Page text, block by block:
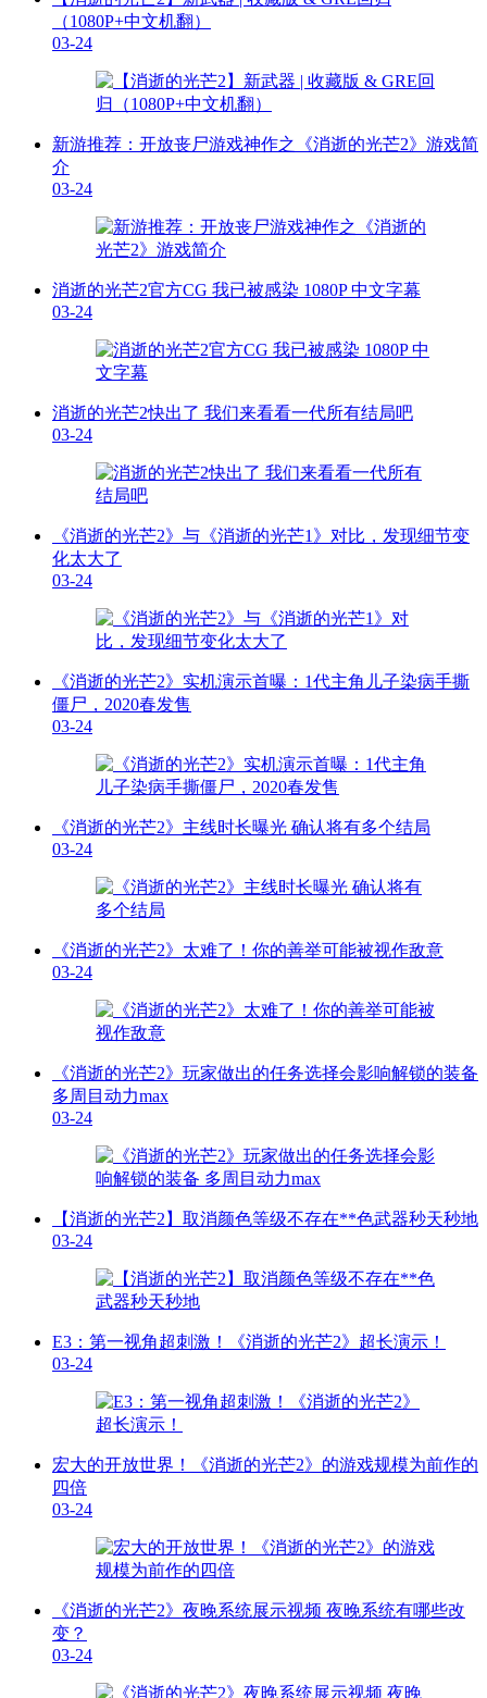
（1080P+中文机翻）
03-24
新游推荐：开放丧尸游戏神作之《消逝的光芒2》游戏简
介
03-24
消逝的光芒2官方CG 我已被感染 1080P 中文字幕
03-24
消逝的光芒2快出了 我们来看看一代所有结局吧
03-24
《消逝的光芒2》与《消逝的光芒1》对比，发现细节变
化太大了
03-24
《消逝的光芒2》实机演示首曝：1代主角儿子染病手撕
僵尸，2020春发售
03-24
《消逝的光芒2》主线时长曝光 确认将有多个结局
03-24
《消逝的光芒2》太难了！你的善举可能被视作敌意
03-24
《消逝的光芒2》玩家做出的任务选择会影响解锁的装备
多周目动力max
03-24
【消逝的光芒2】取消颜色等级不存在**色武器秒天秒地
03-24
E3：第一视角超刺激！《消逝的光芒2》超长演示！
03-24
宏大的开放世界！《消逝的光芒2》的游戏规模为前作的
四倍
03-24
《消逝的光芒2》夜晚系统展示视频 夜晚系统有哪些改
变？
03-24